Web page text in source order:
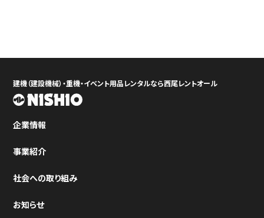
建機（建設機械）・重機・イベント用品レンタルなら西尾レントオール
企業情報
事業紹介
社会への取り組み
お知らせ